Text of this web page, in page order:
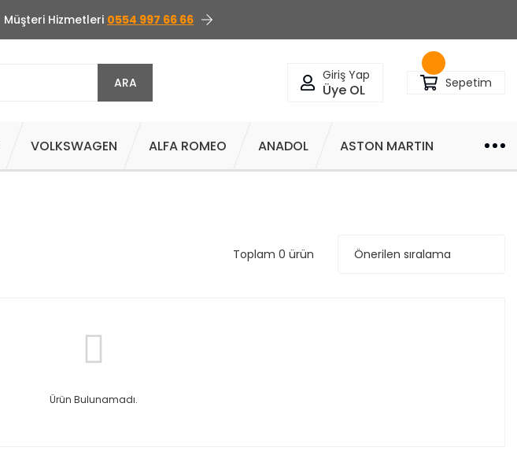
Müşteri Hizmetleri 0554 997 66 66
ARA Giriş Yap
Üye OL Sepetim
VOLKSWAGEN ALFA ROMEO ANADOL ASTON MARTIN
Toplam 0 ürün
Ürün Bulunamadı.